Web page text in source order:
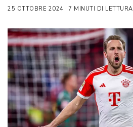
25 OTTOBRE 2024 7 MINUTI DI LETTURA